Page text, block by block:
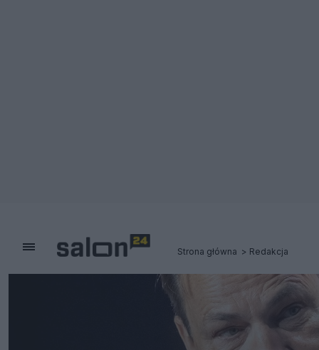
Strona główna Redakcja